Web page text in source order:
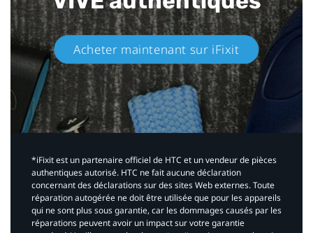
Acheter maintenant sur iFixit​
*iFixit est un partenaire officiel de HTC et un vendeur de pièces
authentiques autorisé. HTC ne fait aucune déclaration
concernant des déclarations sur des sites Web externes. Toute
réparation autogérée ne doit être utilisée que pour les appareils
qui ne sont plus sous garantie, car les dommages causés par les
réparations peuvent avoir un impact sur votre garantie